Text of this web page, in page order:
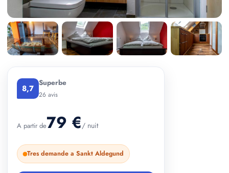
8,7 Superbe
26 avis
A partir de79 €/ nuit
Tres demande a Sankt Aldegund